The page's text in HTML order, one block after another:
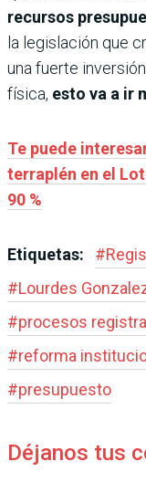
recursos
la legislación que
una fuerte
física, esto va a ir
Te puede
terraplén en el
90 %
Etiquetas: #
#Lourdes
#procesos
#reforma
#presupuesto
Déjanos tus